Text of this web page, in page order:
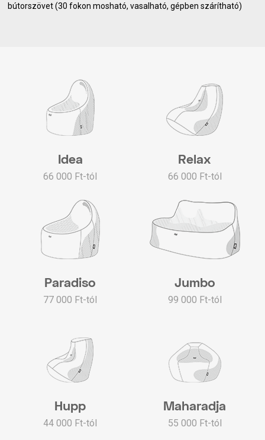
bútorszövet (30 fokon mosható, vasalható, gépben szárítható)
Idea
66 000 Ft-tól
Relax
66 000 Ft-tól
Paradiso
77 000 Ft-tól
Jumbo
99 000 Ft-tól
Hupp
44 000 Ft-tól
Maharadja
55 000 Ft-tól